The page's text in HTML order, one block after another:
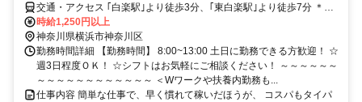
交通・アクセス ｢白楽駅｣より徒歩3分、｢東白楽駅｣より徒歩7分 ＊自
転車通勤OK
時給1,250円以上
神奈川県横浜市神奈川区
勤務時間詳細 【勤務時間】 8:00~13:00 土日に勤務できる方歓迎！ ☆
週3日程度ＯＫ！ ☆シフトはお気軽にご相談ください！ ～～～～～～
～～～～～～～～～～～～ ＜Wワークや扶養内勤務も...
仕事内容 簡単な仕事で、早く慣れて稼いだほうが、 コスパもタイパ